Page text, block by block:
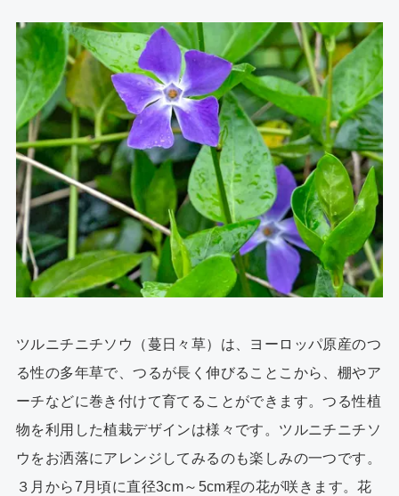
ツルニチニチソウ（蔓日々草）は、ヨーロッパ原産のつ
る性の多年草で、つるが長く伸びることこから、棚やア
ーチなどに巻き付けて育てることができます。つる性植
物を利用した植栽デザインは様々です。ツルニチニチソ
ウをお洒落にアレンジしてみるのも楽しみの一つです。
３月から7月頃に直径3cm～5cm程の花が咲きます。花